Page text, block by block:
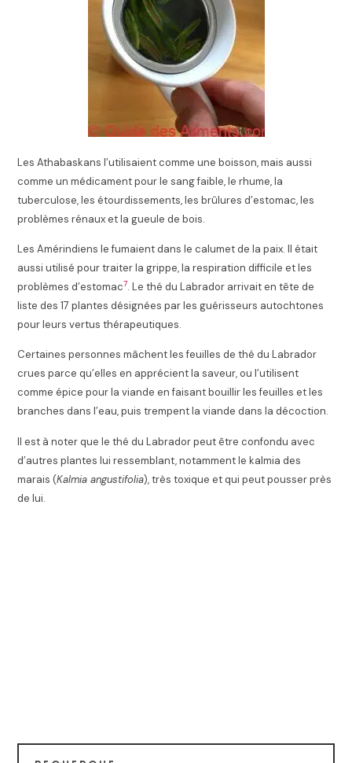
Les Athabaskans l’utilisaient comme une boisson, mais aussi
comme un médicament pour le sang faible, le rhume, la
tuberculose, les étourdissements, les brûlures d’estomac, les
problèmes rénaux et la gueule de bois.
Les Amérindiens le fumaient dans le calumet de la paix. Il était
aussi utilisé pour traiter la grippe, la respiration difficile et les
problèmes d’estomac7. Le thé du Labrador arrivait en tête de
liste des 17 plantes désignées par les guérisseurs autochtones
pour leurs vertus thérapeutiques.
Certaines personnes mâchent les feuilles de thé du Labrador
crues parce qu’elles en apprécient la saveur, ou l’utilisent
comme épice pour la viande en faisant bouillir les feuilles et les
branches dans l’eau, puis trempent la viande dans la décoction.
Il est à noter que le thé du Labrador peut être confondu avec
d’autres plantes lui ressemblant, notamment le kalmia des
marais (Kalmia angustifolia), très toxique et qui peut pousser près
de lui.